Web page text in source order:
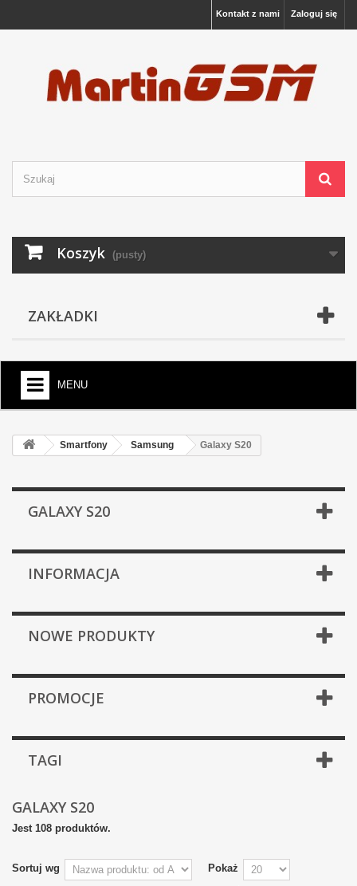
Zaloguj się
Kontakt z nami
Koszyk (pusty)
ZAKŁADKI
MENU
Smartfony Samsung Galaxy S20
GALAXY S20
INFORMACJA
NOWE PRODUKTY
PROMOCJE
TAGI
GALAXY S20
Jest 108 produktów.
Sortuj wg
Pokaż